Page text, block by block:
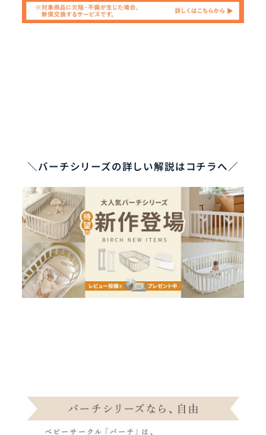
＼バーチシリーズの詳しい解説はコチラへ／